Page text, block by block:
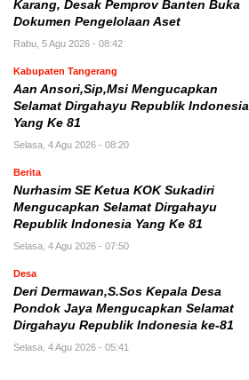
Karang, Desak Pemprov Banten Buka
Dokumen Pengelolaan Aset
Rabu, 5 Agu 2026 - 08:42
Kabupaten Tangerang
Aan Ansori,Sip,Msi Mengucapkan
Selamat Dirgahayu Republik Indonesia
Yang Ke 81
Selasa, 4 Agu 2026 - 08:20
Berita
Nurhasim SE Ketua KOK Sukadiri
Mengucapkan Selamat Dirgahayu
Republik Indonesia Yang Ke 81
Selasa, 4 Agu 2026 - 07:50
Desa
Deri Dermawan,S.Sos Kepala Desa
Pondok Jaya Mengucapkan Selamat
Dirgahayu Republik Indonesia ke-81
Selasa, 4 Agu 2026 - 05:41